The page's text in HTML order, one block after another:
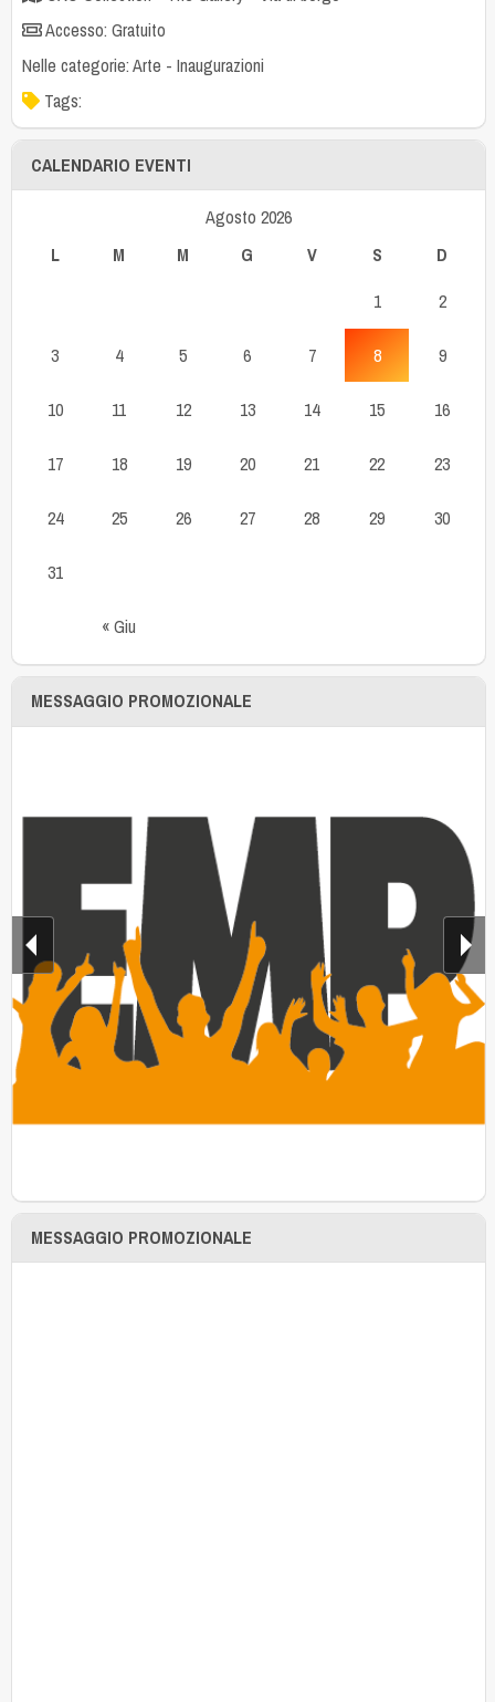
Accesso: Gratuito
Nelle categorie:Arte - Inaugurazioni
Tags:
CALENDARIO EVENTI
Agosto 2026
L
M M G V S D
« Giu
1 2
3 4 5 6 7 8 9
10 11 12 13 14 15 16
17 18 19 20 21 22 23
24 25 26 27 28 29 30
31
MESSAGGIO PROMOZIONALE
MESSAGGIO PROMOZIONALE